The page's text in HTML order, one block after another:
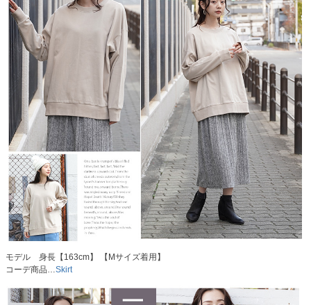
モデル 身長【163cm】 【Mサイズ着用】
コーデ商品… Skirt